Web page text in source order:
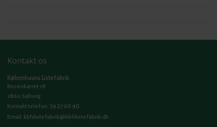
Kontakt os
Københavns Listefabrik
Rosenkæret 18
2860 Søborg
Kontakt telefon: 39 27 60 90
Email: kbhlistefabrik@kbhlistefabrik.dk